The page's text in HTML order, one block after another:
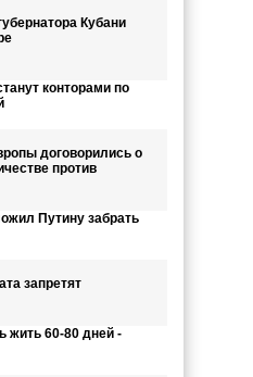
Кубани
конторами по
договорились о
против
Путину забрать
запретят
жить 60-80 дней -